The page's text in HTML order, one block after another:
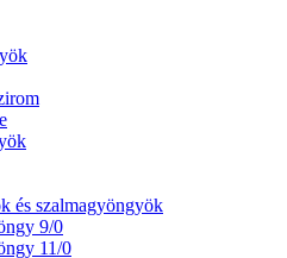
és szalmagyöngyök
9/0
11/0